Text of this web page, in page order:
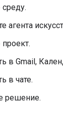
среду.
агента
проект.
в Gmail,
в чате.
решение.